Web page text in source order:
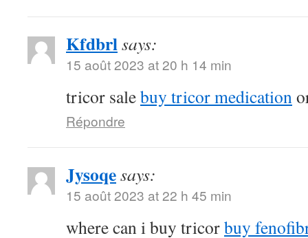
Kfdbrlsays:
15 août 2023 at 20 h 14 min
tricor salebuy tricor medication
Répondre
Jysoqesays:
15 août 2023 at 22 h 45 min
where can i buy tricorbuy